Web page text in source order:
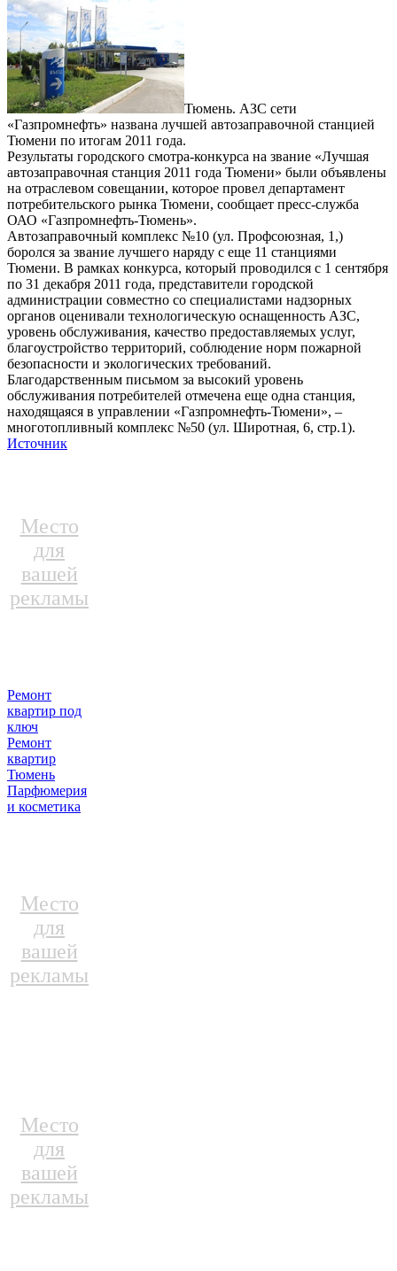
Тюмень. АЗС сети
«Газпромнефть» названа лучшей автозаправочной станцией
Тюмени по итогам 2011 года.
Результаты городского смотра-конкурса на звание «Лучшая
автозаправочная станция 2011 года Тюмени» были объявлены
на отраслевом совещании, которое провел департамент
потребительского рынка Тюмени, сообщает пресс-служба
ОАО «Газпромнефть-Тюмень».
Автозаправочный комплекс №10 (ул. Профсоюзная, 1,)
боролся за звание лучшего наряду с еще 11 станциями
Тюмени. В рамках конкурса, который проводился с 1 сентября
по 31 декабря 2011 года, представители городской
администрации совместно со специалистами надзорных
органов оценивали технологическую оснащенность АЗС,
уровень обслуживания, качество предоставляемых услуг,
благоустройство территорий, соблюдение норм пожарной
безопасности и экологических требований.
Благодарственным письмом за высокий уровень
обслуживания потребителей отмечена еще одна станция,
находящаяся в управлении «Газпромнефть-Тюмени», –
многотопливный комплекс №50 (ул. Широтная, 6, стр.1).
Источник
Место
для
вашей
рекламы
Ремонт
квартир под
ключ
Ремонт
квартир
Тюмень
Парфюмерия
и косметика
Место
для
вашей
рекламы
Место
для
вашей
рекламы